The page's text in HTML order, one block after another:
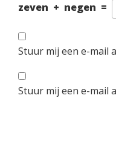
zeven + negen =
Stuur mij een e-mail
Stuur mij een e-mail